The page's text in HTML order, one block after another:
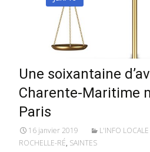
Une soixantaine
Charente-Maritime
Paris
16 janvier 2019 L'INFO
ROCHELLE-RÉ, SAINTES